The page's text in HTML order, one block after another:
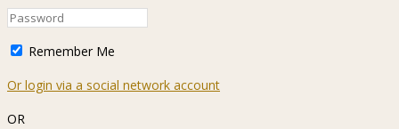
Remember Me
Or login via a social network account
OR